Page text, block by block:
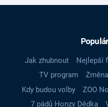
Jak zhubnout Nejlepší
TV program
Kdy budou volby
ZOO
7 pádů Honzy Dědka